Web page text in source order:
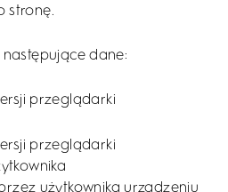
stronę.
dane:
przeglądarki
przeglądarki
użytkownika urządzeniu